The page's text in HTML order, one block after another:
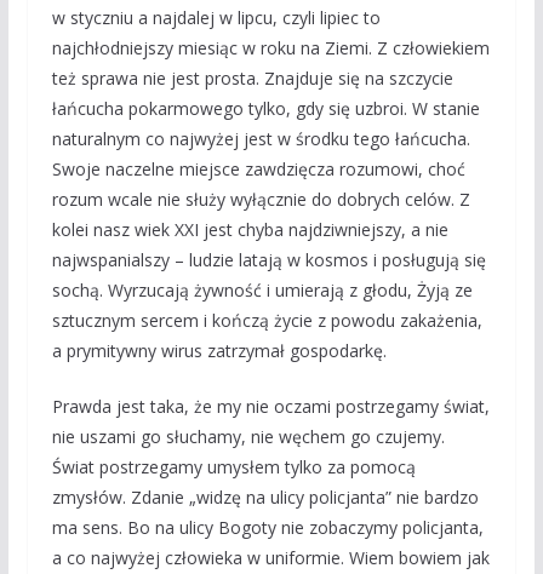
w styczniu a najdalej w lipcu, czyli lipiec to
najchłodniejszy miesiąc w roku na Ziemi. Z człowiekiem
też sprawa nie jest prosta. Znajduje się na szczycie
łańcucha pokarmowego tylko, gdy się uzbroi. W stanie
naturalnym co najwyżej jest w środku tego łańcucha.
Swoje naczelne miejsce zawdzięcza rozumowi, choć
rozum wcale nie służy wyłącznie do dobrych celów. Z
kolei nasz wiek XXI jest chyba najdziwniejszy, a nie
najwspanialszy – ludzie latają w kosmos i posługują się
sochą. Wyrzucają żywność i umierają z głodu, Żyją ze
sztucznym sercem i kończą życie z powodu zakażenia,
a prymitywny wirus zatrzymał gospodarkę.
Prawda jest taka, że my nie oczami postrzegamy świat,
nie uszami go słuchamy, nie węchem go czujemy.
Świat postrzegamy umysłem tylko za pomocą
zmysłów. Zdanie „widzę na ulicy policjanta” nie bardzo
ma sens. Bo na ulicy Bogoty nie zobaczymy policjanta,
a co najwyżej człowieka w uniformie. Wiem bowiem jak